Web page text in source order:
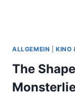
ALLGEMEIN |KINO
The